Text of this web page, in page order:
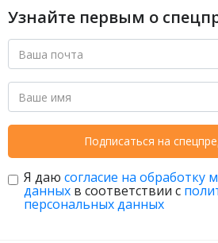
Узнайте первым о
Подписаться на
Я даю согласие на обработку
данных в соответствии с
персональных данных